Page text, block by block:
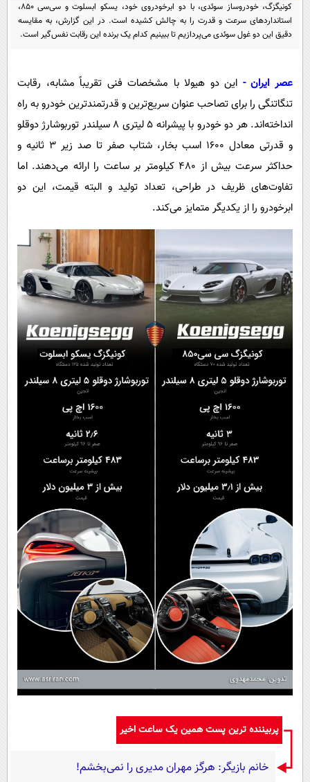
سرگرمی
فناوری
حوادث
محیط زیست
فرهنگی
بین الملل
اجتماعی
سیاست خارجی
پیامک
روانشناسی
دانلود
کونیگزگ، خودروساز سوئدی، با دو ابرخودروی خود، یسکو ابسلوت و سی‌سی 850،
استانداردهای سرعت و قدرت را به چالش کشیده است. در این گزارش، به مقایسه
دقیق این دو غول سوئدی می‌پردازیم تا ببینیم کدام یک برنده این رقابت نفس‌گیر است.
عصر ایران - این دو هیولا با مشخصات فنی تقریباً مشابه، رقابت
تنگاتنگی را برای تصاحب عنوان سریع‌ترین و قدرتمندترین خودرو به راه
انداخته‌اند. هر دو خودرو با پیشرانه 5 لیتری 8 سیلندر توربوشارژ دوقلو
و قدرتی معادل 1600 اسب بخار، شتاب صفر تا صد زیر 3 ثانیه و
حداکثر سرعت بیش از 480 کیلومتر بر ساعت را ارائه می‌دهند. اما
تفاوت‌های ظریف در طراحی، تعداد تولید و البته قیمت، این دو
ابرخودرو را از یکدیگر متمایز می‌کند.
پربیننده ترین پست همین یک ساعت اخیر
خانم بازیگر: هرگز مهران مدیری را نمی‌بخشم!